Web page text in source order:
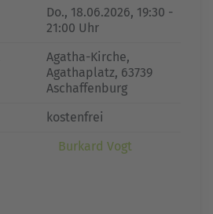
Do., 18.06.2026, 19:30 -
21:00 Uhr
Agatha-Kirche,
Agathaplatz, 63739
Aschaffenburg
kostenfrei
Burkard Vogt